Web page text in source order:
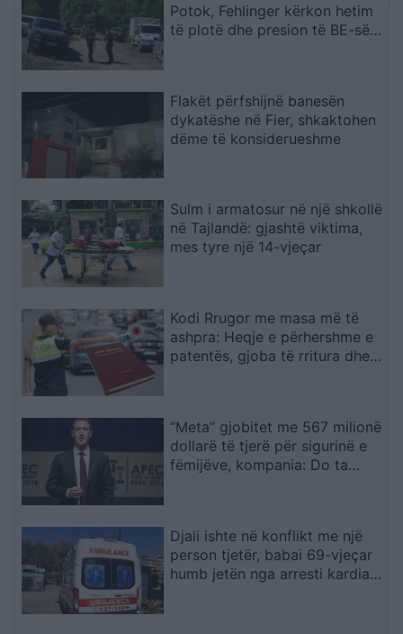
Potok, Fehlinger kërkon hetim
të plotë dhe presion të BE-së
Flakët përfshijnë banesën
dykatëshe në Fier, shkaktohen
dëme të konsiderueshme
Sulm i armatosur në një shkollë
në Tajlandë: gjashtë viktima,
mes tyre një 14-vjeçar
Kodi Rrugor me masa më të
ashpra: Heqje e përhershme e
patentës, gjoba të rritura dhe
“Meta” gjobitet me 567 milionë
dollarë të tjerë për sigurinë e
fëmijëve, kompania: Do ta
Djali ishte në konflikt me një
person tjetër, babai 69-vjeçar
humb jetën nga arresti kardiak